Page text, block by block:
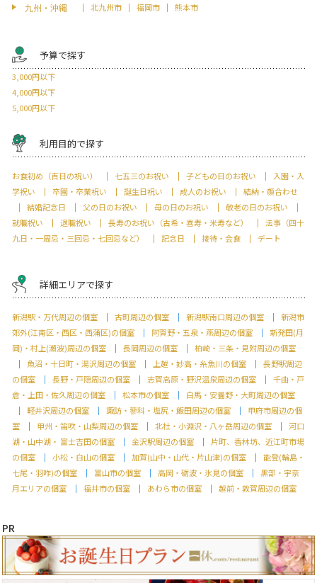
九州・沖縄 北九州市 福岡市 熊本市
予算で探す
3,000円以下
4,000円以下
5,000円以下
利用目的で探す
お食初め（百日の祝い） 七五三のお祝い 子どもの日のお祝い
入園・入
学祝い
卒園・卒業祝い 誕生日祝い 成人のお祝い
結納・顔合わせ
結婚記念日
父の日のお祝い 母の日のお祝い
敬老の日のお祝い
就職祝い
退職祝い 長寿のお祝い（古希・喜寿・米寿など）
法事（四十
九日・一周忌・三回忌・七回忌など）
記念日 接待・会食 デート
詳細エリアで探す
新潟駅・万代周辺の個室 古町周辺の個室 新潟駅南口周辺の個室
新潟市
郊外(江南区・西区・西蒲区)の個室
阿賀野・五泉・燕周辺の個室
新発田(月
岡)・村上(瀬波)周辺の個室
長岡周辺の個室
柏崎・三条・見附周辺の個室
魚沼・十日町・湯沢周辺の個室
上越・妙高・糸魚川の個室
長野駅周辺
の個室
長野・戸隠周辺の個室 志賀高原・野沢温泉周辺の個室
千曲・戸
倉・上田・佐久周辺の個室
松本市の個室
白馬・安曇野・大町周辺の個室
軽井沢周辺の個室
諏訪・蓼科・塩尻・飯田周辺の個室
甲府市周辺の個
室
甲州・笛吹・山梨周辺の個室 北杜・小淵沢・八ヶ岳周辺の個室
河口
湖・山中湖・ 富士吉田の個室
金沢駅周辺の個室
片町、香林坊、近江町市場
の個室
小松・白山の個室 加賀(山中・山代・片山津)の個室
能登(輪島・
七尾・羽咋)の個室
富山市の個室 高岡・砺波・氷見の個室
黒部・宇奈
月エリアの個室
福井市の個室 あわら市の個室 越前・敦賀周辺の個室
PR